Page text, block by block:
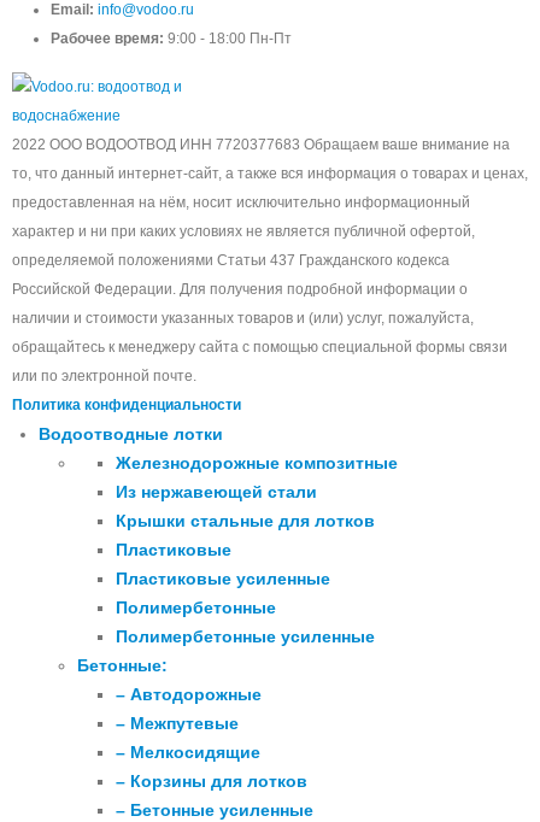
Email: info@vodoo.ru
Рабочее время: 9:00 - 18:00 Пн-Пт
2022 ООО ВОДООТВОД ИНН 7720377683 Обращаем ваше внимание на
то, что данный интернет-сайт, а также вся информация о товарах и ценах,
предоставленная на нём, носит исключительно информационный
характер и ни при каких условиях не является публичной офертой,
определяемой положениями Статьи 437 Гражданского кодекса
Российской Федерации. Для получения подробной информации о
наличии и стоимости указанных товаров и (или) услуг, пожалуйста,
обращайтесь к менеджеру сайта с помощью специальной формы связи
или по электронной почте.
Политика конфиденциальности
Водоотводные лотки
Железнодорожные композитные
Из нержавеющей стали
Крышки стальные для лотков
Пластиковые
Пластиковые усиленные
Полимербетонные
Полимербетонные усиленные
Бетонные:
– Автодорожные
– Межпутевые
– Мелкосидящие
– Корзины для лотков
– Бетонные усиленные